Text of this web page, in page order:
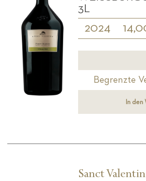
L
2024
Begrenzte
In
Sanct Valentin